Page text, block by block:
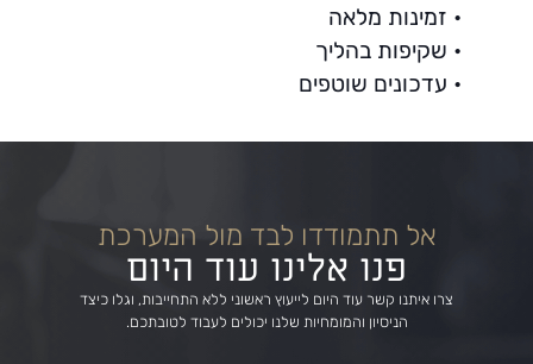
• זמינות מלאה
• שקיפות בהליך
• עדכונים שוטפים
אל תתמודדו לבד מול המערכת
פנו אלינו עוד היום
צרו איתנו קשר עוד היום לייעוץ ראשוני ללא התחייבות, וגלו כיצד
הניסיון והמומחיות שלנו יכולים לעבוד לטובתכם.